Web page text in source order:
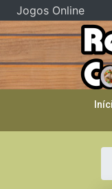
Skip
to
content
Jogos Online